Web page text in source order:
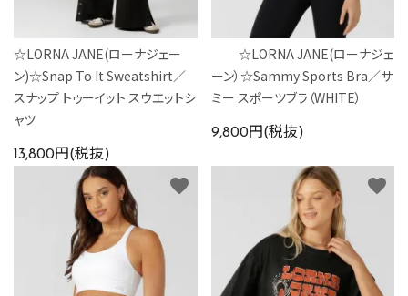
☆LORNA JANE(ローナジェー
ン)☆Snap To It Sweatshirt／
スナップ トゥーイット スウエットシ
ャツ
13,800円(税抜)
☆LORNA JANE(ローナジェ
ーン）☆Sammy Sports Bra／サ
ミー スポーツブラ（WHITE）
9,800円(税抜)
favorite favorite